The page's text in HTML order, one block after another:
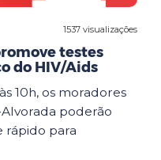
1537 visualizações
testes
do HIV/Aids
10h, os moradores
poderão
rápido para